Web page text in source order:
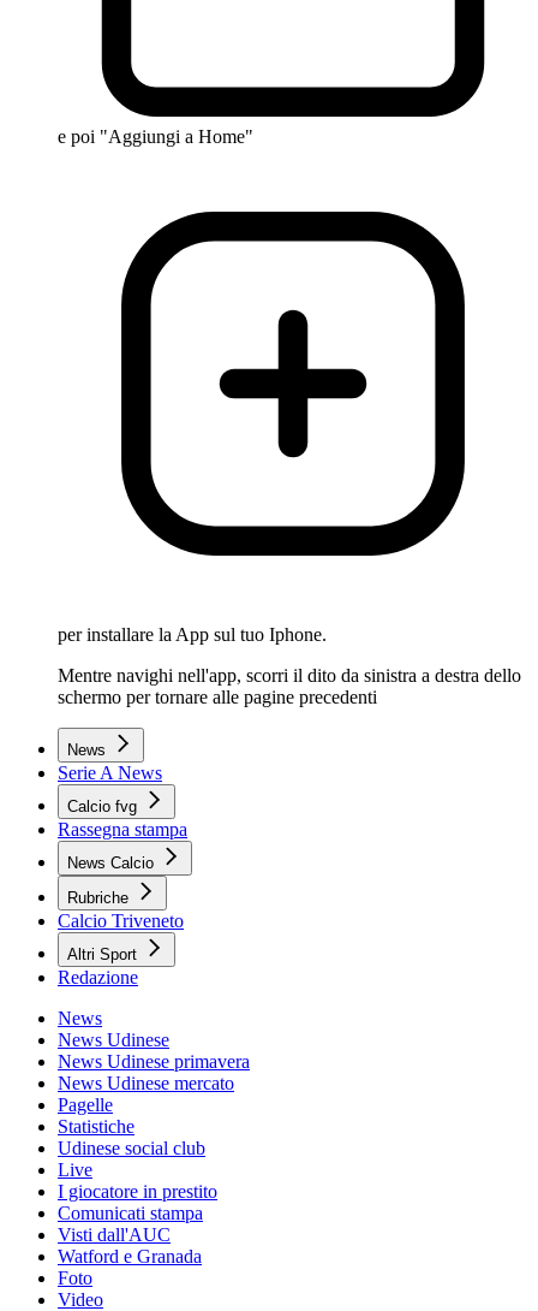
e poi "Aggiungi a Home"
per installare la App sul tuo Iphone.
Mentre navighi nell'app, scorri il dito da sinistra a destra dello
schermo per tornare alle pagine precedenti
News
Serie A News
Calcio fvg
Rassegna stampa
News Calcio
Rubriche
Calcio Triveneto
Altri Sport
Redazione
News
News Udinese
News Udinese primavera
News Udinese mercato
Pagelle
Statistiche
Udinese social club
Live
I giocatore in prestito
Comunicati stampa
Visti dall'AUC
Watford e Granada
Foto
Video